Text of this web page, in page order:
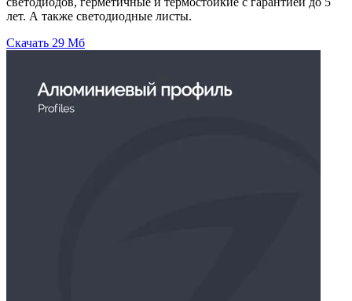
лет. А также светодиодные листы.
Скачать 29 Мб